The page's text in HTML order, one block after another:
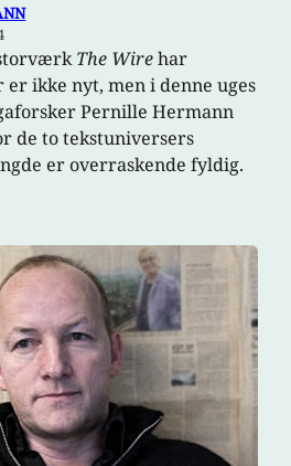
storværkThe Wirehar
ikke nyt, men i denne uges
Pernille Hermann
de to tekstuniversers
er overraskende fyldig.